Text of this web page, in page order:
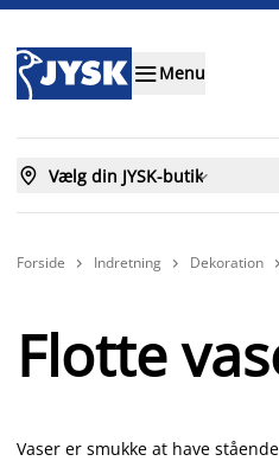
Menu
 Vælg din JYSK-butik
Forside  Indretning  Dekoration 
Flotte
Vaser er smukke at have